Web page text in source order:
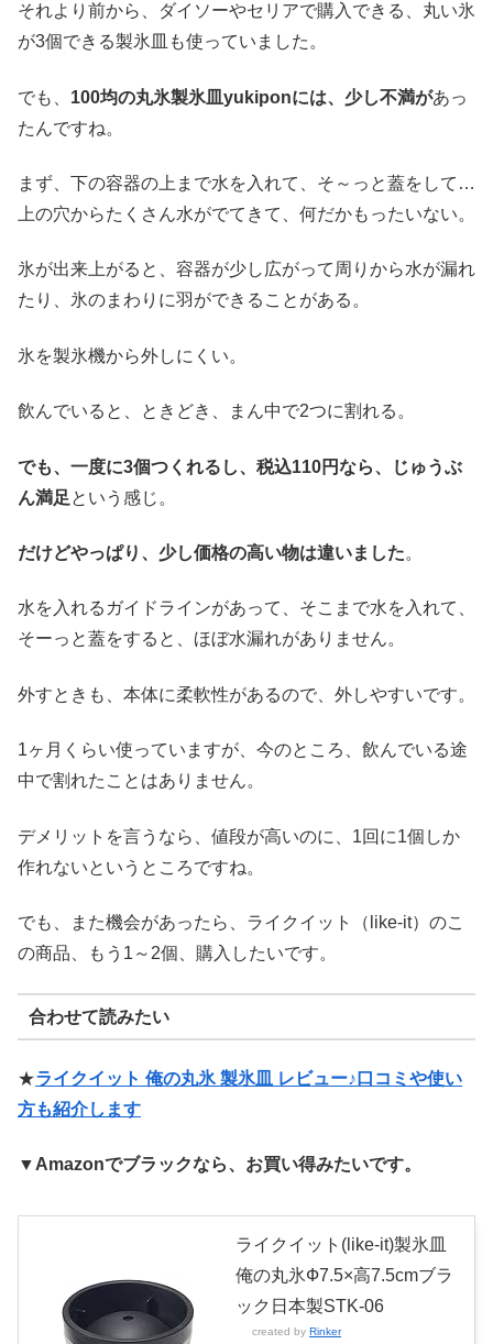
それより前から、ダイソーやセリアで購入できる、丸い氷
が3個できる製氷皿も使っていました。
でも、 100均の丸氷製氷皿yukiponには、少し不満があっ
たんですね。
まず、下の容器の上まで水を入れて、そ～っと蓋をして…
上の穴からたくさん水がでてきて、何だかもったいない。
氷が出来上がると、容器が少し広がって周りから水が漏れ
たり、氷のまわりに羽ができることがある。
氷を製氷機から外しにくい。
飲んでいると、ときどき、まん中で2つに割れる。
でも、一度に3個つくれるし、税込110円なら、じゅうぶ
ん満足 という感じ。
だけどやっぱり、少し価格の高い物は違いました。
水を入れるガイドラインがあって、そこまで水を入れて、
そーっと蓋をすると、ほぼ水漏れがありません。
外すときも、本体に柔軟性があるので、外しやすいです。
1ヶ月くらい使っていますが、今のところ、飲んでいる途
中で割れたことはありません。
デメリットを言うなら、値段が高いのに、1回に1個しか
作れないというところですね。
でも、また機会があったら、ライクイット（like-it）のこ
の商品、もう1～2個、購入したいです。
合わせて読みたい
★ライクイット 俺の丸氷 製氷皿 レビュー♪口コミや使い
方も紹介します
▼Amazonでブラックなら、お買い得みたいです。
ライクイット(like-it)製氷皿
俺の丸氷Ф7.5×高7.5cmブラ
ック日本製STK-06
created by Rinker